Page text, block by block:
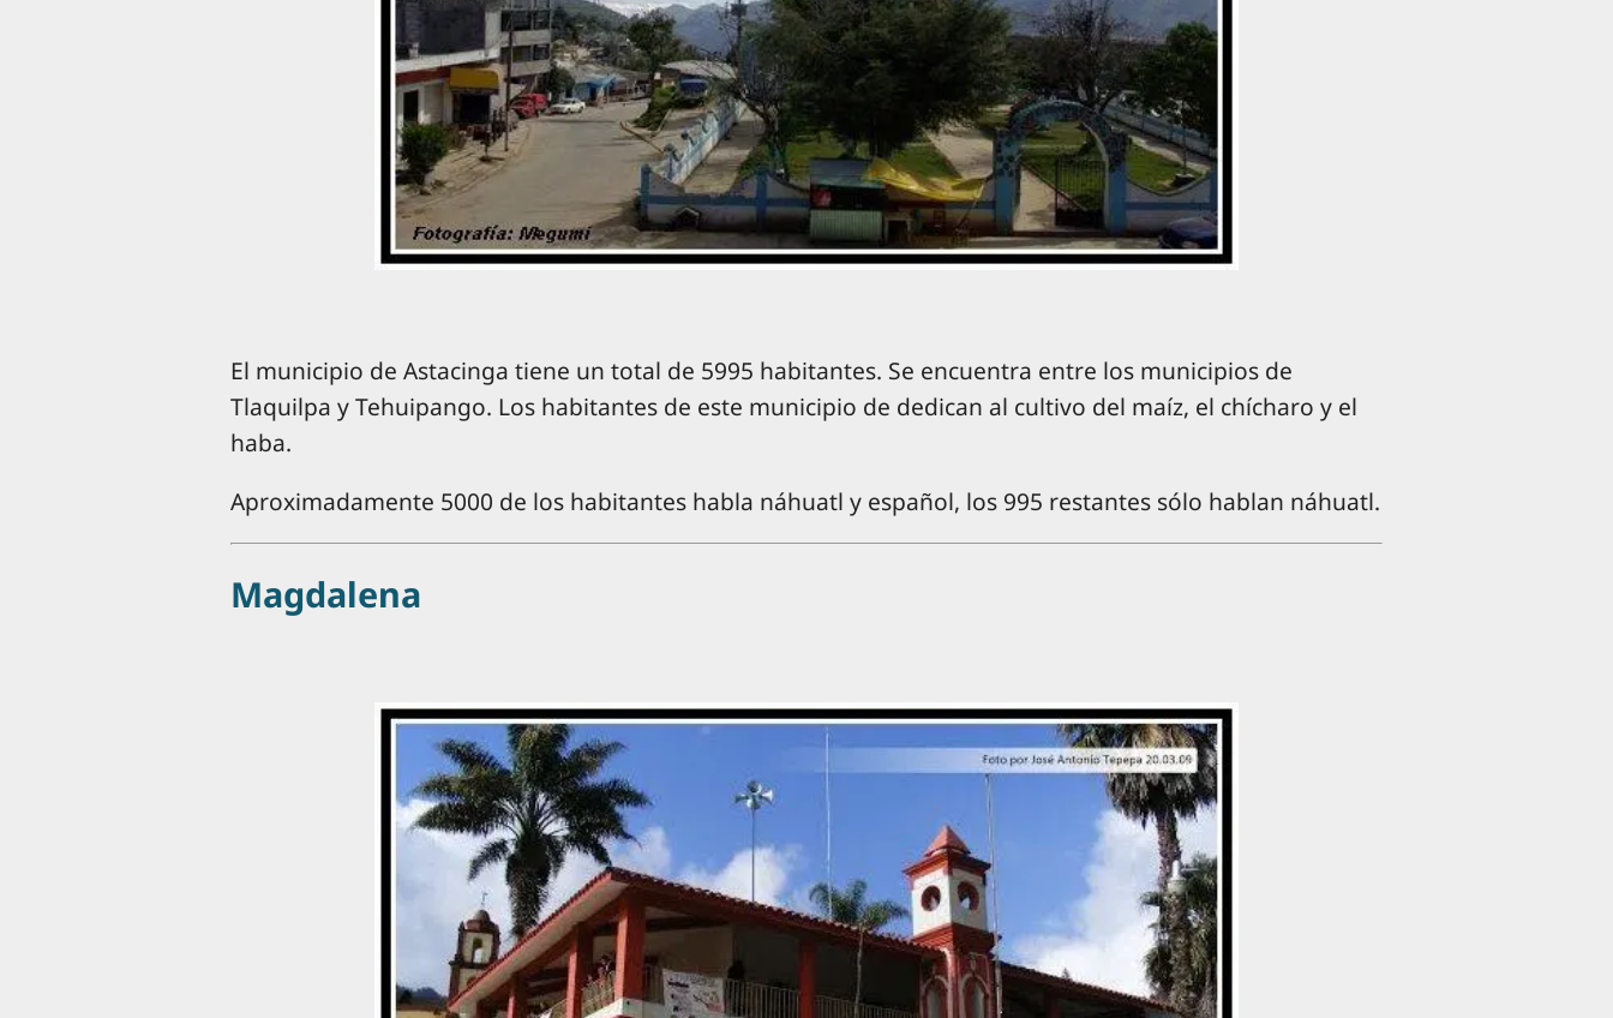
El municipio de Astacinga tiene un total de 5995 habitantes. Se encuentra entre los municipios de
Tlaquilpa y Tehuipango. Los habitantes de este municipio de dedican al cultivo del maíz, el chícharo y el
haba.
Aproximadamente 5000 de los habitantes habla náhuatl y español, los 995 restantes sólo hablan náhuatl.
Magdalena